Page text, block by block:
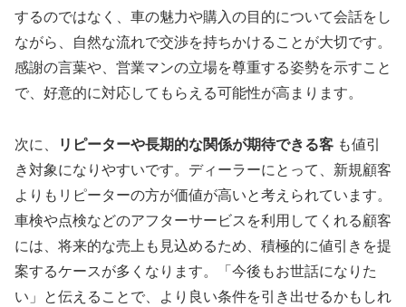
するのではなく、車の魅力や購入の目的について会話をし
ながら、自然な流れで交渉を持ちかけることが大切です。
感謝の言葉や、営業マンの立場を尊重する姿勢を示すこと
で、好意的に対応してもらえる可能性が高まります。
次に、 リピーターや長期的な関係が期待できる客 も値引
き対象になりやすいです。ディーラーにとって、新規顧客
よりもリピーターの方が価値が高いと考えられています。
車検や点検などのアフターサービスを利用してくれる顧客
には、将来的な売上も見込めるため、積極的に値引きを提
案するケースが多くなります。「今後もお世話になりた
い」と伝えることで、より良い条件を引き出せるかもしれ